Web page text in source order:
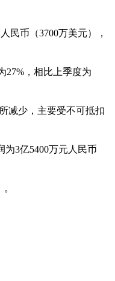
民币（3700万美元），
27% ，相比上季度为
减少，主要受不可抵扣
为3亿5400万元人民币